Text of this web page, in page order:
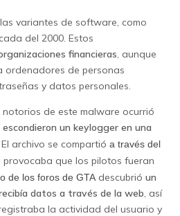
variantes de software, como
del 2000. Estos
financieras, aunque
ordenadores de personas
y datos personales.
notorios de este malware ocurrió
escondieron un keylogger en una
El archivo se compartió a través del
provocaba que los pilotos fueran
de los foros de GTAdescubrió un
datos a través de la web, así
la actividad del usuario y